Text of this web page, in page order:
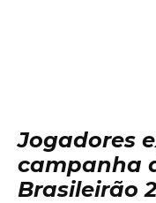
Jogadores
campanha
Brasileirão